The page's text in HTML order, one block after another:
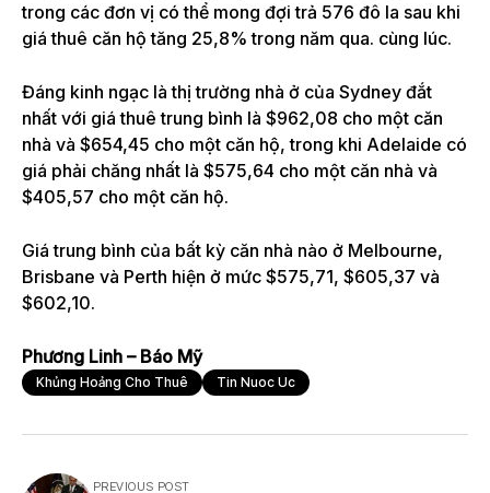
trong các đơn vị có thể mong đợi trả 576 đô la sau khi
giá thuê căn hộ tăng 25,8% trong năm qua. cùng lúc.
Đáng kinh ngạc là thị trường nhà ở của Sydney đắt
nhất với giá thuê trung bình là $962,08 cho một căn
nhà và $654,45 cho một căn hộ, trong khi Adelaide có
giá phải chăng nhất là $575,64 cho một căn nhà và
$405,57 cho một căn hộ.
Giá trung bình của bất kỳ căn nhà nào ở Melbourne,
Brisbane và Perth hiện ở mức $575,71, $605,37 và
$602,10.
Phương Linh – Báo Mỹ
Khủng Hoảng Cho Thuê Tin Nuoc Uc
PREVIOUS POST